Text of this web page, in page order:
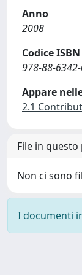
Anno
2008
Codice ISBN
978-88-
Appare
2.1
File in
Non ci sono
I documenti